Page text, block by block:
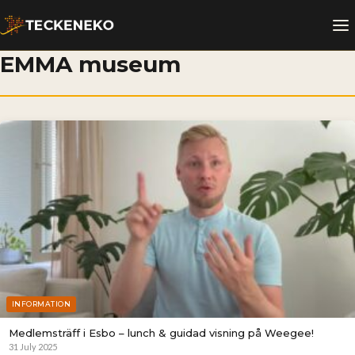
EMMA museum
INFORMATION
Medlemsträff i Esbo – lunch & guidad visning på Weegee!
31 July 2025